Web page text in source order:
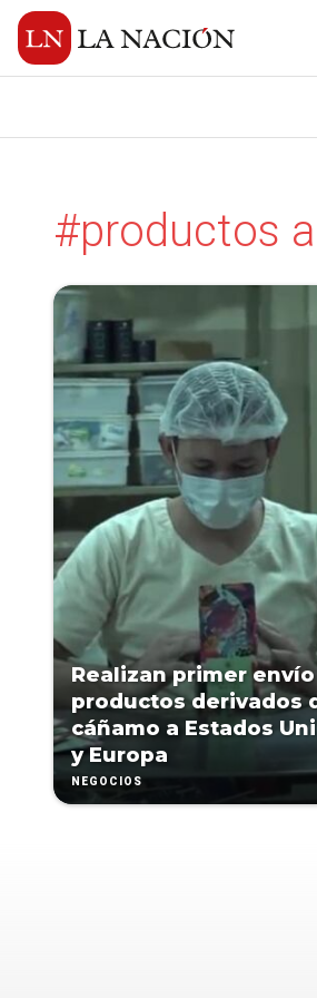
#productos
Realizan primer
productos derivados
cáñamo a Estados
y Europa
NEGOCIOS